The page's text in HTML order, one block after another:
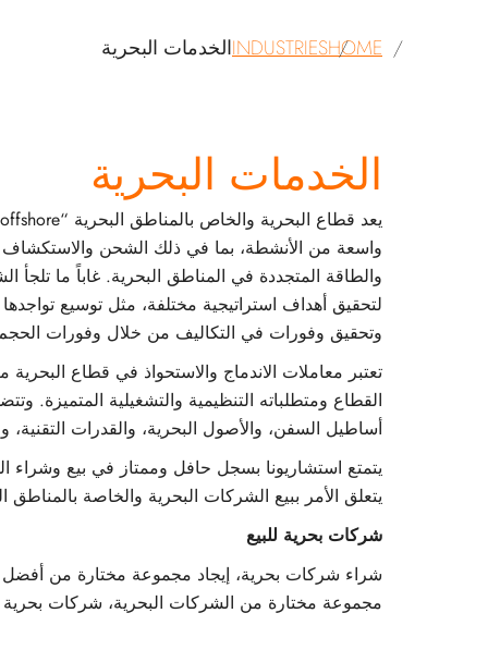
HOME
INDUSTRIESالخدمات البحرية
الخدمات البحرية
واسعة من الأنشطة، بما في ذلك الشحن والاستكشاف
والطاقة المتجددة في المناطق البحرية. غاباً ما تلجأ
لتحقيق أهداف استراتيجية مختلفة، مثل توسيع
وتحقيق وفورات في التكاليف من خلال وفورات
تعتبر معاملات الاندماج والاستحواذ في قطاع
القطاع ومتطلباته التنظيمية والتشغيلية المتميزة.
أساطيل السفن، والأصول البحرية، والقدرات
يتمتع استشاريونا بسجل حافل وممتاز في بيع وشراء
يتعلق الأمر ببيع الشركات البحرية والخاصة بالمناطق
شركات بحرية للبيع
شراء شركات بحرية، إيجاد مجموعة مختارة من أفضل
مجموعة مختارة من الشركات البحرية، شركات بحرية